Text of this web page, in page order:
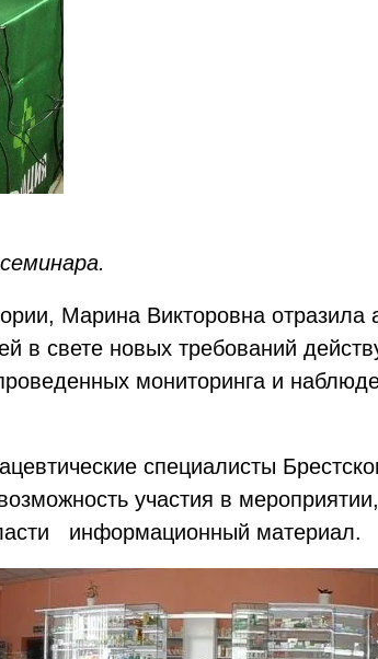
Марина Викторовна отразила
в свете новых требований
мониторинга и
специалисты
участия в
информационный материал.